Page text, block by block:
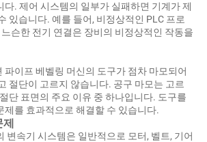
다. 제어 시스템의 일부가 실패하면 기계가 제
있습니다. 예를 들어, 비정상적인 PLC 프로
슨한 전기 연결은 장비의 비정상적인 작동을
파이프 베벨링 머신의 도구가 점차 마모되어
절단이 고르지 않습니다. 공구 마모는 고르
단 표면의 주요 이유 중 하나입니다. 도구를
제를 효과적으로 해결할 수 있습니다.
제
변속기 시스템은 일반적으로 모터, 벨트, 기어